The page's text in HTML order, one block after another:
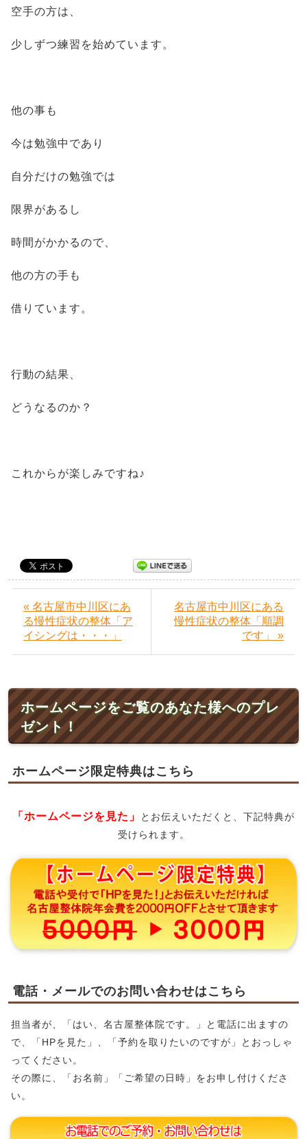
空手の方は、
少しずつ練習を始めています。
他の事も
今は勉強中であり
自分だけの勉強では
限界があるし
時間がかかるので、
他の方の手も
借りています。
行動の結果、
どうなるのか？
これからが楽しみですね♪
« 名古屋市中川区にあ
る慢性症状の整体「ア
イシングは・・・」
名古屋市中川区にある
慢性症状の整体「順調
です」 »
ホームページをご覧のあなた様へのプレ
ゼント！
ホームページ限定特典はこちら
「ホームページを見た」
とお伝えいただくと、下記特典が
受けられます。
電話・メールでのお問い合わせはこちら
担当者が、「はい、名古屋整体院です。」と電話に出ますの
で、「HPを見た」、「予約を取りたいのですが」とおっしゃ
ってください。
その際に、「お名前」「ご希望の日時」をお申し付けくださ
い。